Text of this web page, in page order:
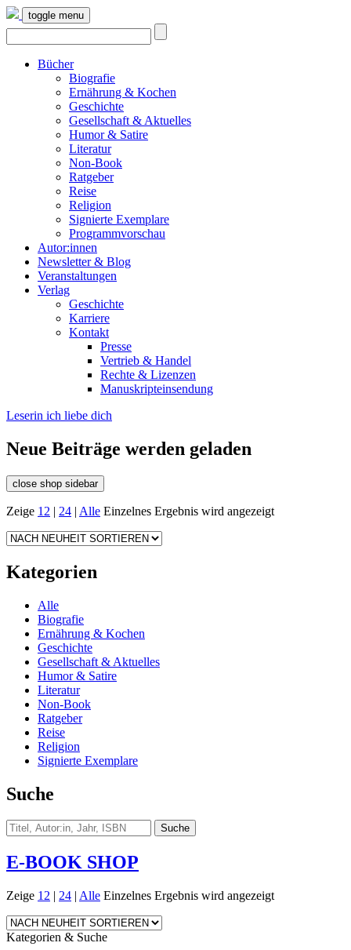
toggle menu
Bücher
Biografie
Ernährung & Kochen
Geschichte
Gesellschaft & Aktuelles
Humor & Satire
Literatur
Non-Book
Ratgeber
Reise
Religion
Signierte Exemplare
Programmvorschau
Autor:innen
Newsletter & Blog
Veranstaltungen
Verlag
Geschichte
Karriere
Kontakt
Presse
Vertrieb & Handel
Rechte & Lizenzen
Manuskripteinsendung
Leserin ich liebe dich
Neue Beiträge werden geladen
close shop sidebar
Zeige 12 | 24 | Alle Einzelnes Ergebnis wird angezeigt
Kategorien
Alle
Biografie
Ernährung & Kochen
Geschichte
Gesellschaft & Aktuelles
Humor & Satire
Literatur
Non-Book
Ratgeber
Reise
Religion
Signierte Exemplare
Suche
E-BOOK SHOP
Zeige 12 | 24 | Alle Einzelnes Ergebnis wird angezeigt
Kategorien & Suche